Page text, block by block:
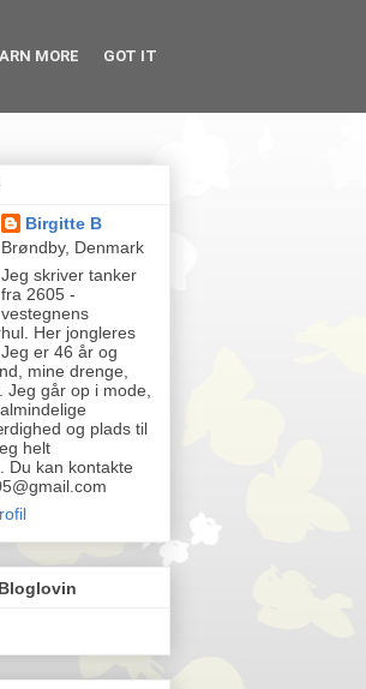
Birgitte B
Brøndby, Denmark
Jeg skriver tanker
fra 2605 -
vestegnens
Her jongleres
er 46 år og
mine drenge,
Jeg går op i mode,
og plads til
helt
Du kan kontakte
MORE GOT IT